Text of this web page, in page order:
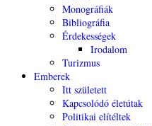
Monográfiák
Bibliográfia
Érdekességek
Irodalom
Turizmus
Emberek
Itt született
Kapcsolódó életútak
Politikai elítéltek